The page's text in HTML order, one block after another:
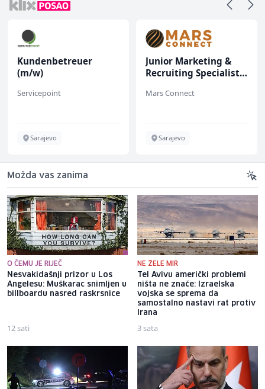
Kundenbetreuer
(m/w)
Servicepoint
Sarajevo
Junior Marketing &
Recruiting Specialist
Mars Connect
Sarajevo
Možda vas zanima
O ČEMU JE RIJEČ
Nesvakidašnji prizor u Los
Angelesu: Muškarac snimljen u
billboardu nasred raskrsnice
12 sati
NE ŽELE MIR
Tel Avivu američki problemi
ništa ne znače: Izraelska
vojska se sprema da
samostalno nastavi rat protiv
Irana
3 sata